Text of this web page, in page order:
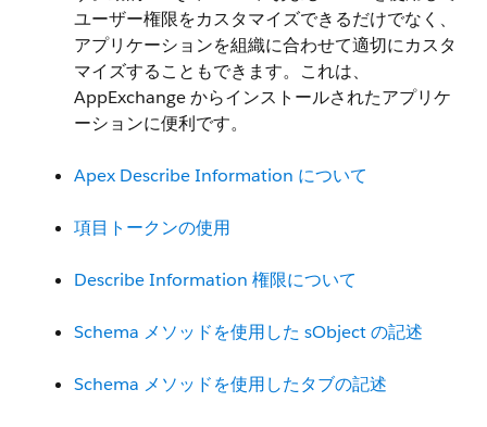
ユーザー権限をカスタマイズできるだけでなく、
アプリケーションを組織に合わせて適切にカスタ
マイズすることもできます。 これは、
AppExchange からインストールされたアプリケ
ーションに便利です。
Apex Describe Information について
項目トークンの使用
Describe Information 権限について
Schema メソッドを使用した sObject の記述
Schema メソッドを使用したタブの記述